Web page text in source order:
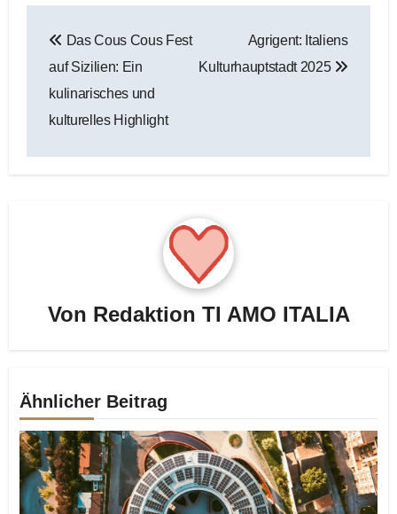
Das Cous Cous Fest
auf Sizilien: Ein
kulinarisches und
kulturelles Highlight
Agrigent: Italiens
Kulturhauptstadt 2025
Von Redaktion TI AMO ITALIA
Ähnlicher Beitrag